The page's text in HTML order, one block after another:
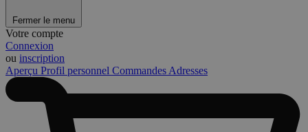
Fermer le menu
Votre compte
Connexion
ou inscription
Aperçu Profil personnel Commandes Adresses